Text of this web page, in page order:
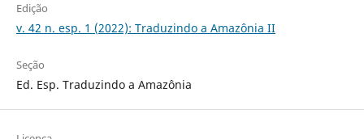
Edição
v. 42 n. esp. 1 (2022): Traduzindo a Amazônia II
Seção
Ed. Esp. Traduzindo a Amazônia